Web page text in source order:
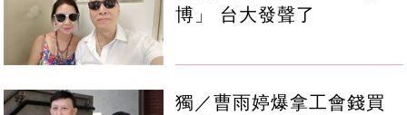
博」 台大發聲了
獨／曹雨婷爆拿工會錢買